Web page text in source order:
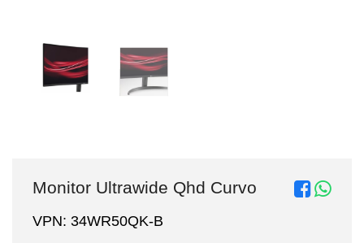
Monitor Ultrawide Qhd Curvo
VPN: 34WR50QK-B